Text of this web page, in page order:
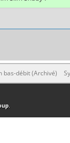
bas-débit (Archivé)
.